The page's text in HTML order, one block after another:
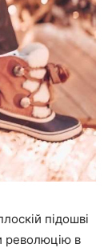
підошві
революцію в